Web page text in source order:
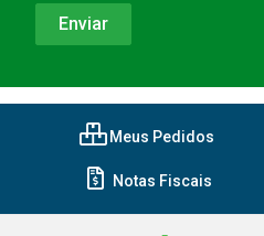
Meus Pedidos
Notas Fiscais